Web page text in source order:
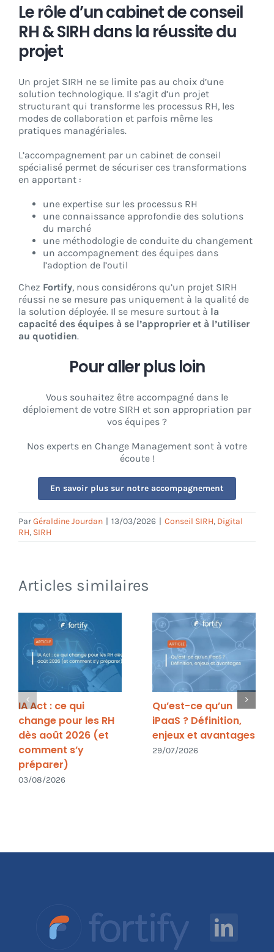
Le rôle d’un cabinet de conseil
RH & SIRH dans la réussite du
projet
Un projet SIRH ne se limite pas au choix d’une
solution technologique. Il s’agit d’un projet
structurant qui transforme les processus RH, les
modes de collaboration et parfois même les
pratiques managériales.
L’accompagnement par un cabinet de conseil
spécialisé permet de sécuriser ces transformations
en apportant :
une expertise sur les processus RH
une connaissance approfondie des solutions
du marché
une méthodologie de conduite du changement
un accompagnement des équipes dans
l’adoption de l’outil
Chez Fortify, nous considérons qu’un projet SIRH
réussi ne se mesure pas uniquement à la qualité de
la solution déployée. Il se mesure surtout à la
capacité des équipes à se l’approprier et à l’utiliser
au quotidien.
Pour aller plus loin
Vous souhaitez être accompagné dans le
déploiement de votre SIRH et son appropriation par
vos équipes ?
Nos experts en Change Management sont à votre
écoute !
En savoir plus sur notre accompagnement
ParGéraldine Jourdan | 13/03/2026 | Conseil SIRH, Digital
RH, SIRH
Articles similaires
IA Act : ce qui
change pour les RH
dès août 2026 (et
comment s’y
préparer)
03/08/2026
Qu’est-ce qu’un
iPaaS ? Définition,
enjeux et avantages
29/07/2026